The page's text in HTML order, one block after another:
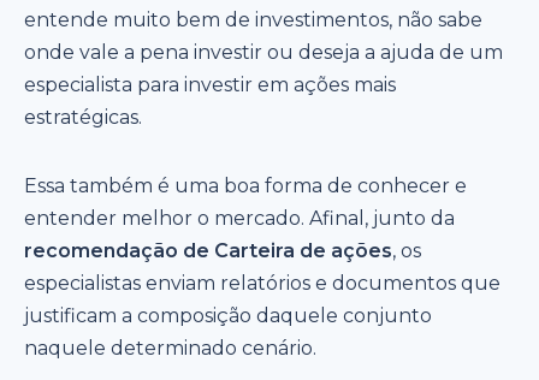
entende muito bem de investimentos, não sabe
onde vale a pena investir ou deseja a ajuda de um
especialista para investir em ações mais
estratégicas.
Essa também é uma boa forma de conhecer e
entender melhor o mercado. Afinal, junto da
recomendação de Carteira de ações, os
especialistas enviam relatórios e documentos que
justificam a composição daquele conjunto
naquele determinado cenário.